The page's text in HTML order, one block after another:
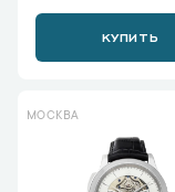
КУПИТЬ
МОСКВА